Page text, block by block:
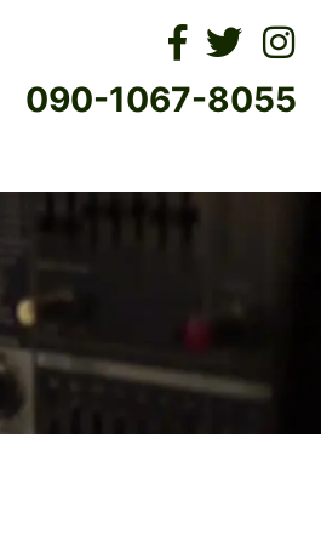
090-1067-8055